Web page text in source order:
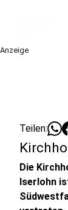
Anzeige
Teilen:
Die
Iserlohn